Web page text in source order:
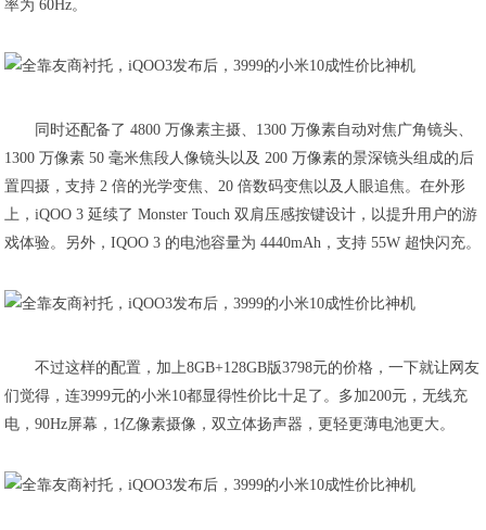
率为 60Hz。
同时还配备了 4800 万像素主摄、1300 万像素自动对焦广角镜头、
1300 万像素 50 毫米焦段人像镜头以及 200 万像素的景深镜头组成的后
置四摄，支持 2 倍的光学变焦、20 倍数码变焦以及人眼追焦。在外形
上，iQOO 3 延续了 Monster Touch 双肩压感按键设计，以提升用户的游
戏体验。另外，IQOO 3 的电池容量为 4440mAh，支持 55W 超快闪充。
不过这样的配置，加上8GB+128GB版3798元的价格，一下就让网友
们觉得，连3999元的小米10都显得性价比十足了。多加200元，无线充
电，90Hz屏幕，1亿像素摄像，双立体扬声器，更轻更薄电池更大。